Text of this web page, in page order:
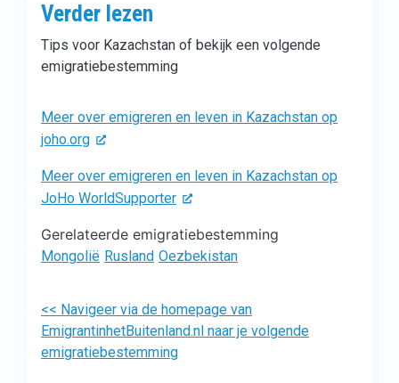
Verder lezen
Tips voor Kazachstan of bekijk een volgende
emigratiebestemming
Meer over emigreren en leven in Kazachstan op
joho.org
Meer over emigreren en leven in Kazachstan op
JoHo WorldSupporter
Gerelateerde emigratiebestemming
Mongolië Rusland Oezbekistan
<< Navigeer via de homepage van
EmigrantinhetBuitenland.nl naar je volgende
emigratiebestemming